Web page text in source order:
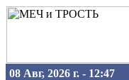
08 Авг, 2026 г. - 12:47